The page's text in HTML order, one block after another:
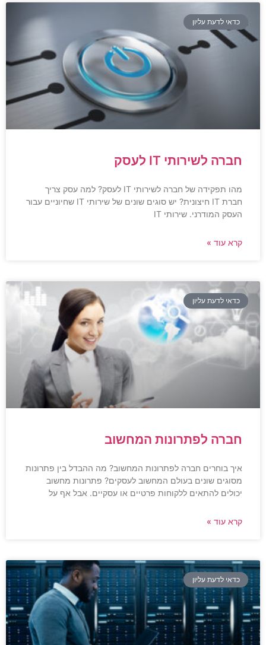
כדאי לדעת עליון
חברה לשירותי IT לעסק
מהו תפקידה של חברה לשירותי IT לעסק? למה עסק צריך
חברת IT חיצונית? יש סוגים שונים של שירותי IT שחיוניים עבור
העסק המודרני. שירותי IT
קרא עוד »
כדאי לדעת עליון
חברה לפתרונות המחשוב
איך בוחרים חברה לפתרונות המחשוב? מה ההבדל בין פתרונות
מסוגים שונים בעולם המחשוב לעסקים? פתרונות מחשוב
יכולים להתאים ללקוחות פרטיים או עסקיים. אבל אף על
קרא עוד »
כדאי לדעת עליון